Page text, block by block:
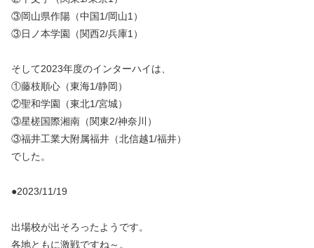
③岡山県作陽（中国1/岡山1）
③日ノ本学園（関西2/兵庫1）
そして2023年度のインターハイは、
①藤枝順心（東海1/静岡）
②聖和学園（東北1/宮城）
③星槎国際湘南（関東2/神奈川）
③福井工業大附属福井（北信越1/福井）
でした。
●2023/11/19
出場校が出そろったようです。
各地ともに激戦ですね～。